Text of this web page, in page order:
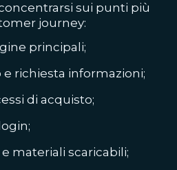
sui punti più
journey:
principali;
richiesta informazioni;
di acquisto;
materiali scaricabili;